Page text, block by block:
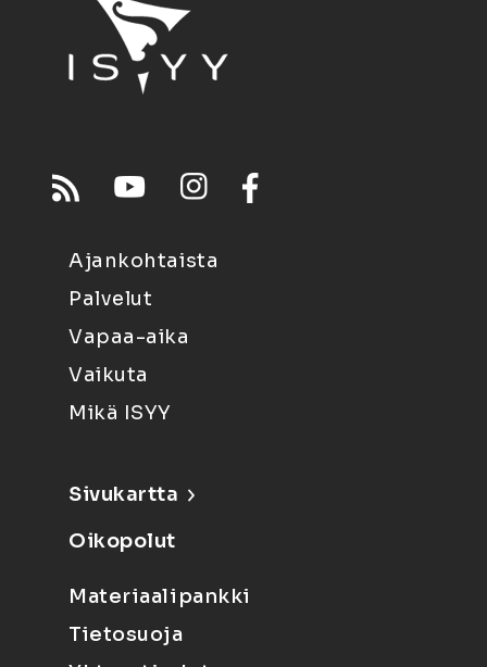
Ajankohtaista
Palvelut
Vapaa-aika
Vaikuta
Mikä ISYY
Sivukartta
Oikopolut
Materiaalipankki
Tietosuoja